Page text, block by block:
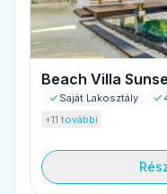
Beach Villa
Saját Lakosztály
+11 további